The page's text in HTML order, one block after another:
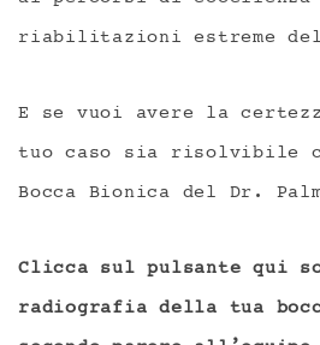
riabilitazioni estreme
E se vuoi avere la
tuo caso sia risolvibile
Bocca Bionica del Dr.
Clicca sul pulsante qui
radiografia della tua